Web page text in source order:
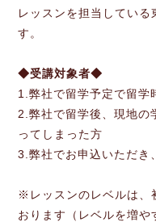
レッスンを担当してい
す。
◆受講対象者◆
1.弊社で留学予定で留学
2.弊社で留学後、現地の
ってしまった方
3.弊社でお申込いただき
※レッスンのレベルは、
おります（レベルを増や